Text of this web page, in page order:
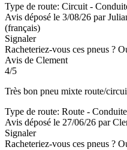
Type de route: Circuit -
Avis déposé le 3/08/26 par
(français)
Signaler
Racheteriez-vous ces pneus ?
Avis de Clement
4/5
Très bon pneu mixte route/
Type de route: Route -
Avis déposé le 27/06/26 par
Signaler
Racheteriez-vous ces pneus ?